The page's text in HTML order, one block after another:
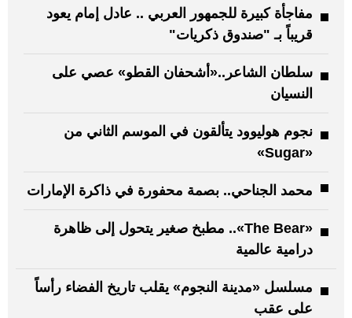
مفاجأة كبيرة للجمهور العربي .. عادل إمام يعود
قريباً بـ "صندوق ذكريات"
سلطان الشاعر..«أشحفان القطو» عصي على
النسيان
نجوم هوليوود يتألقون في الموسم الثاني من
«Sugar»
محمد الجناحي.. بصمة محفورة في ذاكرة الإمارات
«The Bear».. مطبخ صغير يتحول إلى ظاهرة
درامية عالمية
مسلسل «مدينة النجوم» يقلب تاريخ الفضاء رأساً
على عقب